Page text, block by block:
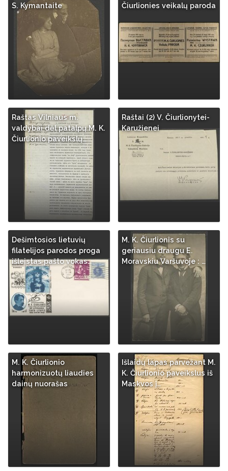
S. Kymantaite
Čiurlionies veikalų paroda
Raštas Vilniaus m.
valdybai dėl patalpų M. K.
Čiurlionio paveikslų…
Raštai (2) V. Čiurlionytei-
Karužienei
Dešimtosios lietuvių
filatelijos parodos proga
išleistas pašto vokas…
M. K. Čiurlionis su
geriausiu draugu E.
Moravskiu Varšuvoje : …
M. K. Čiurlionio
harmonizuotų liaudies
dainų nuorašas
Išlaidų lapas parvežant M.
K. Čiurlionio paveikslus iš
Maskvos į…